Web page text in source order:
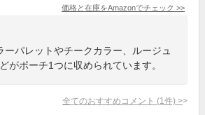
価格と在庫をAmazonでチェック >>
ーパレットやチークカラー、ルージュ
がポーチ1つに収められています。
全てのおすすめコメント (1 件) >